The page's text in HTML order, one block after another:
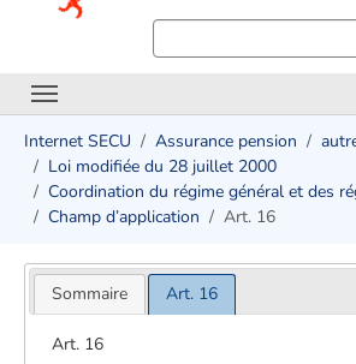
Internet SECU Assurance pension
Loi modifiée du 28 juillet 2000
Coordination du régime général et des
Champ d’application
Art. 16
Sommaire Art. 16
Art. 16